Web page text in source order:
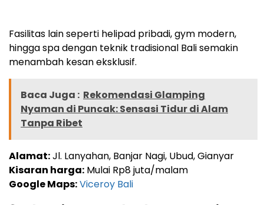
Fasilitas lain seperti helipad pribadi, gym modern,
hingga spa dengan teknik tradisional Bali semakin
menambah kesan eksklusif.
Baca Juga : Rekomendasi Glamping
Nyaman di Puncak: Sensasi Tidur di Alam
Tanpa Ribet
Alamat:Jl. Lanyahan, Banjar Nagi, Ubud, Gianyar
Kisaran harga: Mulai Rp8 juta/malam
Google Maps:Viceroy Bali